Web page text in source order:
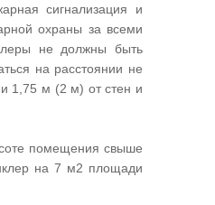
сигнализация и
охраны за всеми
не должны быть
на расстоянии не
1,75 м (2 м) от стен и
помещения свыше
на 7 м2 площади